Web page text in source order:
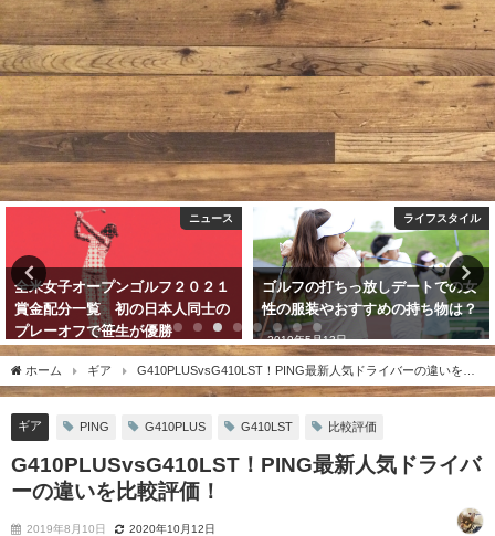
ニュース
全米女子オープンゴルフ２０２１
賞金配分一覧 初の日本人同士の
プレーオフで笹生が優勝
ライフスタイル
ゴルフの打ちっ放しデートでの女
性の服装やおすすめの持ち物は？
2019年5月13日
ホーム ギア
G410PLUSvsG410LST！PING最新人気ドライバーの違いを比
較評価！
ギア PING G410PLUS G410LST 比較評価
G410PLUSvsG410LST！PING最新人気ドライバ
ーの違いを比較評価！
2019年8月10日 2020年10月12日